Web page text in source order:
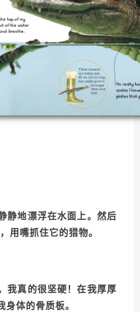
静地漂浮在水面上。然后
用嘴抓住它的猎物。
我真的很坚硬！在我厚厚
体的骨质板。